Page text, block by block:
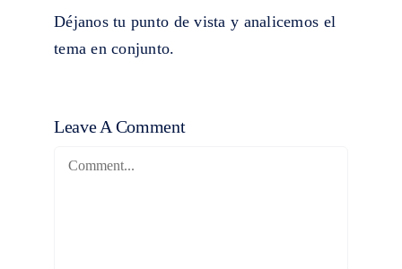
Déjanos tu punto de vista y analicemos el
tema en conjunto.
Leave A Comment
Comment